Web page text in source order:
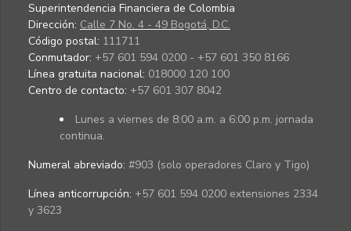
Superintendencia Financiera de Colombia
Dirección: Calle 7 No. 4 - 49 Bogotá, D.C.
Código postal: 111711
Conmutador: +57 601 594 0200 - +57 601 350 8166
Línea gratuita nacional: 018000 120 100
Centro de contacto: +57 601 307 8042
Lunes a viernes de 8:00 a.m. a 6:00 p.m. jornada
continua.
Numeral abreviado: #903 (solo operadores Claro y Tigo)
Línea anticorrupción: +57 601 594 0200 extensiones 2334
y 3623